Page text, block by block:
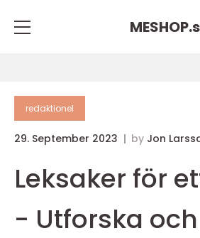
MESHOP.
redaktionel
29. September 2023 by Jon
Leksaker för
- Utforska och